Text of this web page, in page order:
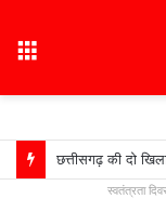
स्वतंत्रता